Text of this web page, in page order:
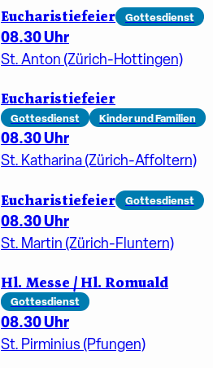
Eucharistiefeier Gottesdienst
08.30 Uhr
St. Anton (Zürich-Hottingen)
Eucharistiefeier
Gottesdienst Kinder und Familien
08.30 Uhr
St. Katharina (Zürich-Affoltern)
Eucharistiefeier Gottesdienst
08.30 Uhr
St. Martin (Zürich-Fluntern)
Hl. Messe / Hl. Romuald
Gottesdienst
08.30 Uhr
St. Pirminius (Pfungen)